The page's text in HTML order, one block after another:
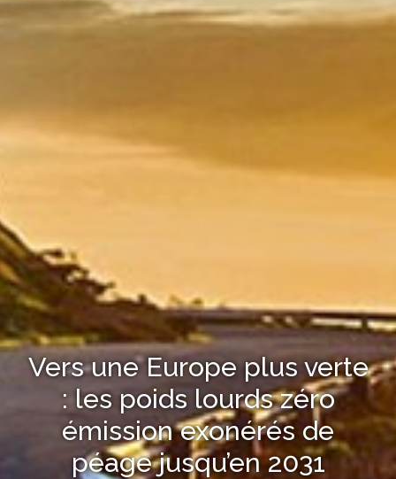
Vers une Europe plus verte
: les poids lourds zéro
émission exonérés de
péage jusqu’en 2031